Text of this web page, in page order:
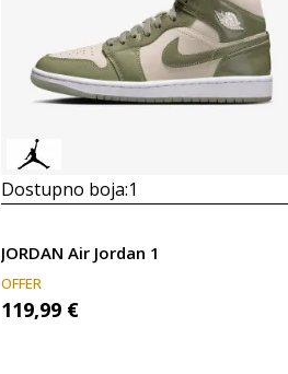
Dostupno boja:1
JORDAN Air Jordan 1
OFFER
119,99 €